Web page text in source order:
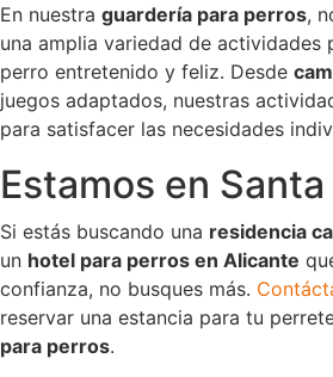
En nuestra guardería para perros,
una amplia variedad de actividades
perro entretenido y feliz. Desde
juegos adaptados, nuestras
para satisfacer las necesidades
Estamos en Santa
Si estás buscando una residencia
un hotel para perros en Alicante
confianza, no busques más.
reservar una estancia para tu
para perros.